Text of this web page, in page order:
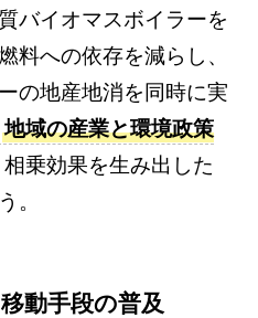
バイオマスボイラーを
料への依存を減らし、
の地産地消を同時に実
地域の産業と環境政策
乗効果を生み出した
。
動手段の普及